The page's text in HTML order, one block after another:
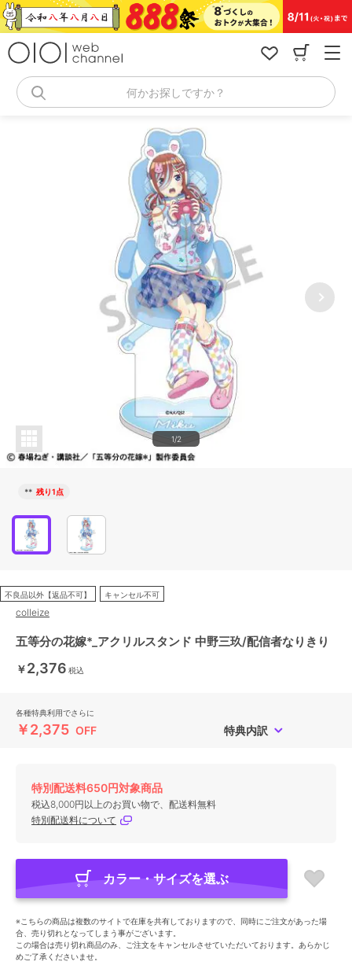
コ
ン
何かお探しですか？
1/2
** 残り1点
不良品以外【返品不可】 キャンセル不可
colleize
五等分の花嫁*_アクリルスタンド 中野三玖/配信者なりきり
￥2,376 税込
各種特典利用でさらに
￥2,375 OFF 特典内訳
特別配送料650円対象商品
税込8,000円以上のお買い物で、配送料無料
特別配送料について
カラー・サイズを選ぶ
※こちらの商品は複数のサイトで在庫を共有しておりますので、同時にご注文があった場
合、売り切れとなってしまう事がございます。
この場合は売り切れ商品のみ、ご注文をキャンセルさせていただいております。あらかじ
めご了承くださいませ。